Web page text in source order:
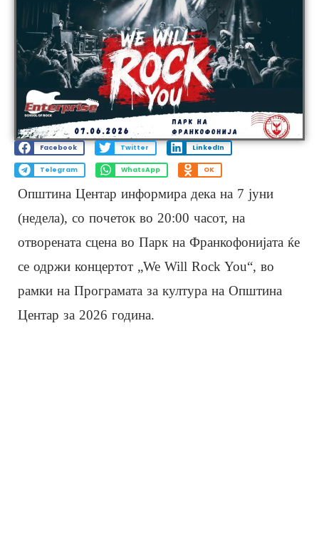
Facebook Twitter LinkedIn
Telegram WhatsApp OK
Општина Центар информира дека на 7 јуни
(недела), со почеток во 20:00 часот, на
отворената сцена во Парк на Франкофонијата ќе
се одржи концертот „We Will Rock You“, во
рамки на Програмата за култура на Општина
Центар за 2026 година.